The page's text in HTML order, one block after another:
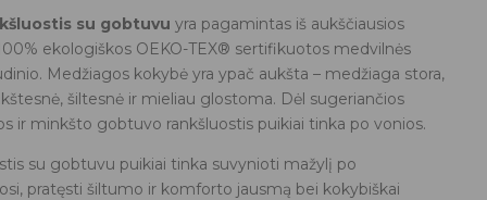
su gobtuvu yra pagamintas iš aukščiausios
ekologiškos OEKO-TEX® sertifikuotos medvilnės
Medžiagos kokybė yra ypač aukšta – medžiaga stora,
šiltesnė ir mieliau glostoma. Dėl sugeriančios
ir minkšto gobtuvo rankšluostis puikiai tinka po vonios.
su gobtuvu puikiai tinka suvynioti mažylį po
pratęsti šiltumo ir komforto jausmą bei kokybiškai